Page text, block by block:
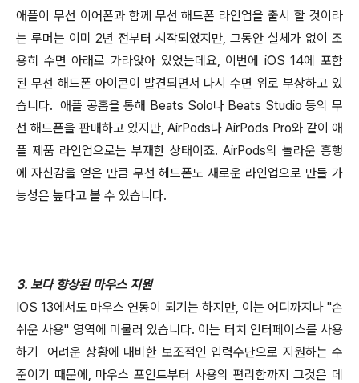
애플이 무선 이어폰과 함께 무선 해드폰 라인업을 출시 할 것이라
는 루머는 이미 2년 전부터 시작되었지만, 그동안 실체가 없이 조
용히 수면 아래로 가라앉아 있었는데요, 이번에 iOS 14에 포함
된 무선 해드폰 아이콘이 발견되면서 다시 수면 위로 부상하고 있
습니다. 애플 공홈을 통해 Beats Solo나 Beats Studio 등의 무
선 해드폰을 판매하고 있지만, AirPods나 AirPods Pro와 같이 애
플 제품 라인업으로는 부재한 상태이죠. AirPods의 놀라운 흥행
에 자신감을 얻은 만큼 무선 헤드폰도 새로운 라인업으로 만들 가
능성은 높다고 볼 수 있습니다.
3. 보다 향상된 마우스 지원
IOS 13에서도 마우스 연동이 되기는 하지만, 이는 어디까지나 "손
쉬운 사용" 영역에 머물러 있습니다. 이는 터치 인터페이스를 사용
하기 어려운 상황에 대비한 보조적인 입력수단으로 지원하는 수
준이기 때문에, 마우스 포인트부터 사용의 편리함까지 그것은 데